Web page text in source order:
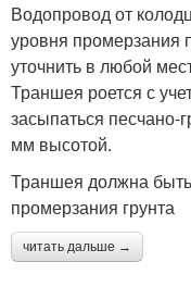
Водопровод от
уровня промерзания
уточнить в любой
Траншея роется с
засыпаться
мм высотой.
Траншея должна
промерзания грунта
читать дальше →